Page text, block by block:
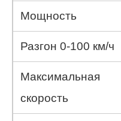
Мощность
Разгон 0-100 км/ч
Максимальная
скорость